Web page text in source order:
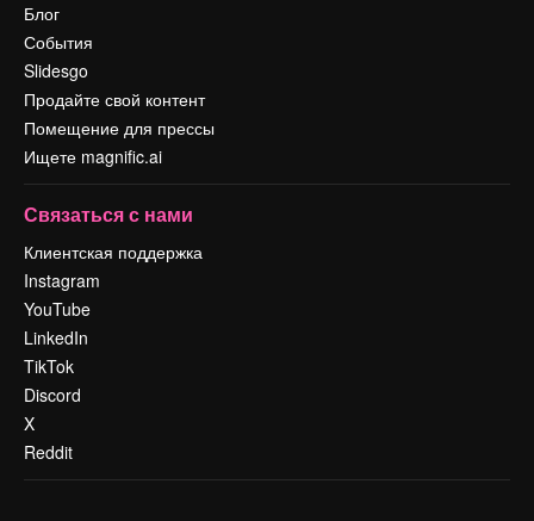
Блог
События
Slidesgo
Продайте свой контент
Помещение для прессы
Ищете magnific.ai
Связаться с нами
Клиентская поддержка
Instagram
YouTube
LinkedIn
TikTok
Discord
X
Reddit